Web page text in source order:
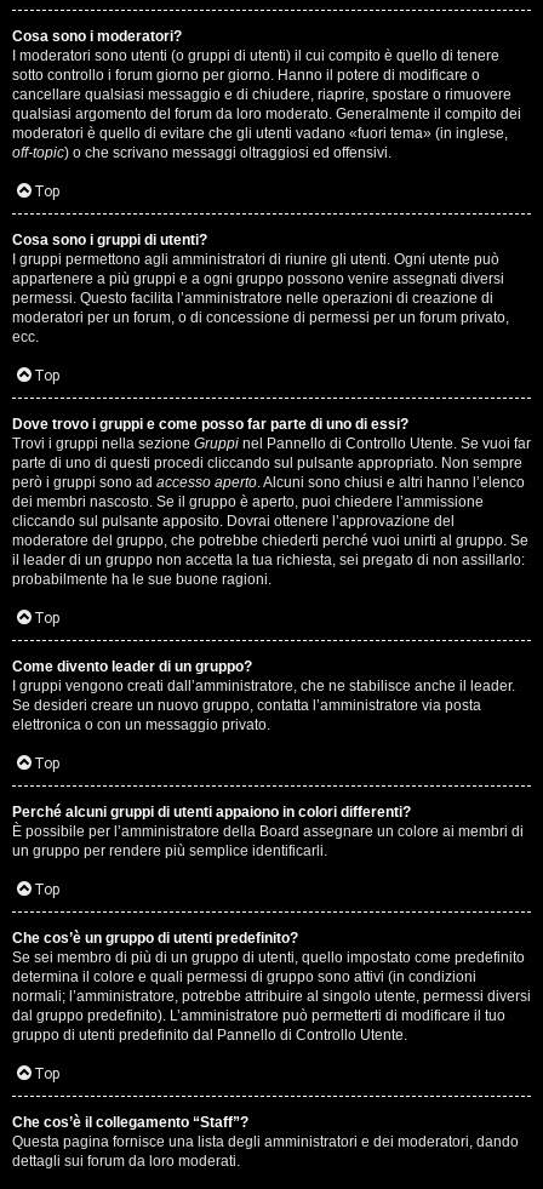
Cosa sono i moderatori?
I moderatori sono utenti (o gruppi di utenti) il cui compito è quello di tenere
sotto controllo i forum giorno per giorno. Hanno il potere di modificare o
cancellare qualsiasi messaggio e di chiudere, riaprire, spostare o rimuovere
qualsiasi argomento del forum da loro moderato. Generalmente il compito dei
moderatori è quello di evitare che gli utenti vadano «fuori tema» (in inglese,
off-topic) o che scrivano messaggi oltraggiosi ed offensivi.
Top
Cosa sono i gruppi di utenti?
I gruppi permettono agli amministratori di riunire gli utenti. Ogni utente può
appartenere a più gruppi e a ogni gruppo possono venire assegnati diversi
permessi. Questo facilita l’amministratore nelle operazioni di creazione di
moderatori per un forum, o di concessione di permessi per un forum privato,
ecc.
Top
Dove trovo i gruppi e come posso far parte di uno di essi?
Trovi i gruppi nella sezione Gruppi nel Pannello di Controllo Utente. Se vuoi far
parte di uno di questi procedi cliccando sul pulsante appropriato. Non sempre
però i gruppi sono ad accesso aperto. Alcuni sono chiusi e altri hanno l’elenco
dei membri nascosto. Se il gruppo è aperto, puoi chiedere l’ammissione
cliccando sul pulsante apposito. Dovrai ottenere l’approvazione del
moderatore del gruppo, che potrebbe chiederti perché vuoi unirti al gruppo. Se
il leader di un gruppo non accetta la tua richiesta, sei pregato di non assillarlo:
probabilmente ha le sue buone ragioni.
Top
Come divento leader di un gruppo?
I gruppi vengono creati dall’amministratore, che ne stabilisce anche il leader.
Se desideri creare un nuovo gruppo, contatta l’amministratore via posta
elettronica o con un messaggio privato.
Top
Perché alcuni gruppi di utenti appaiono in colori differenti?
È possibile per l’amministratore della Board assegnare un colore ai membri di
un gruppo per rendere più semplice identificarli.
Top
Che cos’è un gruppo di utenti predefinito?
Se sei membro di più di un gruppo di utenti, quello impostato come predefinito
determina il colore e quali permessi di gruppo sono attivi (in condizioni
normali; l’amministratore, potrebbe attribuire al singolo utente, permessi diversi
dal gruppo predefinito). L’amministratore può permetterti di modificare il tuo
gruppo di utenti predefinito dal Pannello di Controllo Utente.
Top
Che cos’è il collegamento “Staff”?
Questa pagina fornisce una lista degli amministratori e dei moderatori, dando
dettagli sui forum da loro moderati.
o
r
s
i
M
u
s
i
c
a
l
i
.
.
.
D
i
t
u
t
t
o
u
n
p
ò